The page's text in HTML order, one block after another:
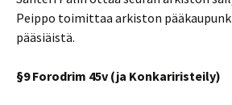
Peippo toimittaa arkiston
pääsiäistä.
§9 Forodrim 45v (ja Konkariristeily)